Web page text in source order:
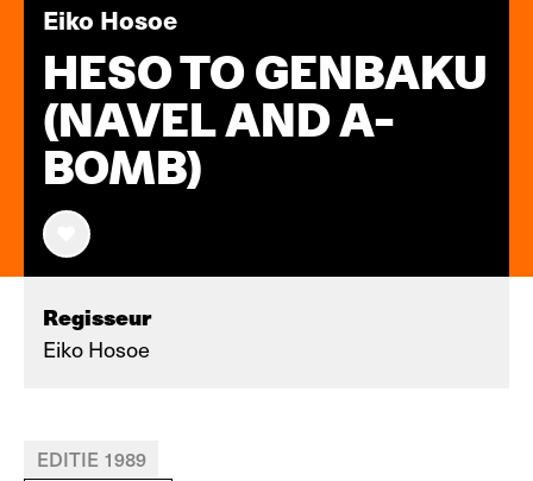
Eiko Hosoe
HESO TO GENBAKU
(NAVEL AND A-
BOMB)
Regisseur
Eiko Hosoe
EDITIE 1989